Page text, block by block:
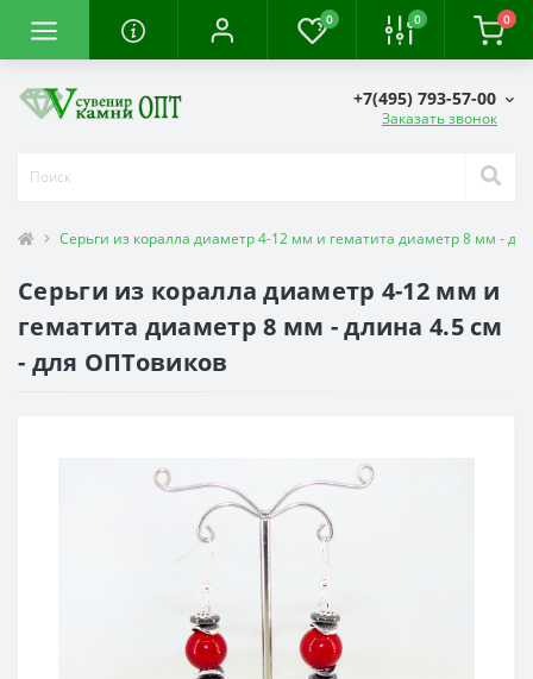
0 0 0
+7(495) 793-57-00
Заказать звонок
Серьги из коралла диаметр 4-12 мм и гематита диаметр 8 мм -
Серьги из коралла диаметр 4-12 мм и
гематита диаметр 8 мм - длина 4.5 см
- для ОПТовиков